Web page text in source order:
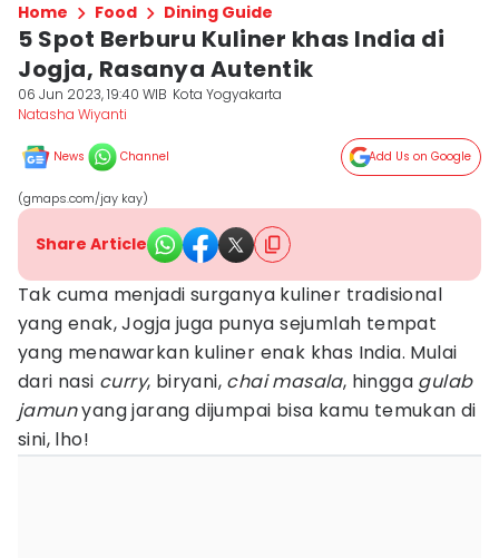
Home Food Dining Guide
5 Spot Berburu Kuliner khas India di
Jogja, Rasanya Autentik
06 Jun 2023, 19:40 WIB Kota Yogyakarta
Natasha Wiyanti
News Channel Add Us on Google
(gmaps.com/jay kay)
Share Article
Tak cuma menjadi surganya kuliner tradisional
yang enak, Jogja juga punya sejumlah tempat
yang menawarkan kuliner enak khas India. Mulai
dari nasi curry, biryani, chai masala, hingga gulab
jamunyang jarang dijumpai bisa kamu temukan di
sini, lho!